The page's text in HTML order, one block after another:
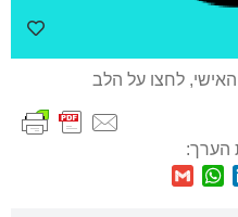
לחצו על הלב
הערך:
LinkedIn
WhatsApp